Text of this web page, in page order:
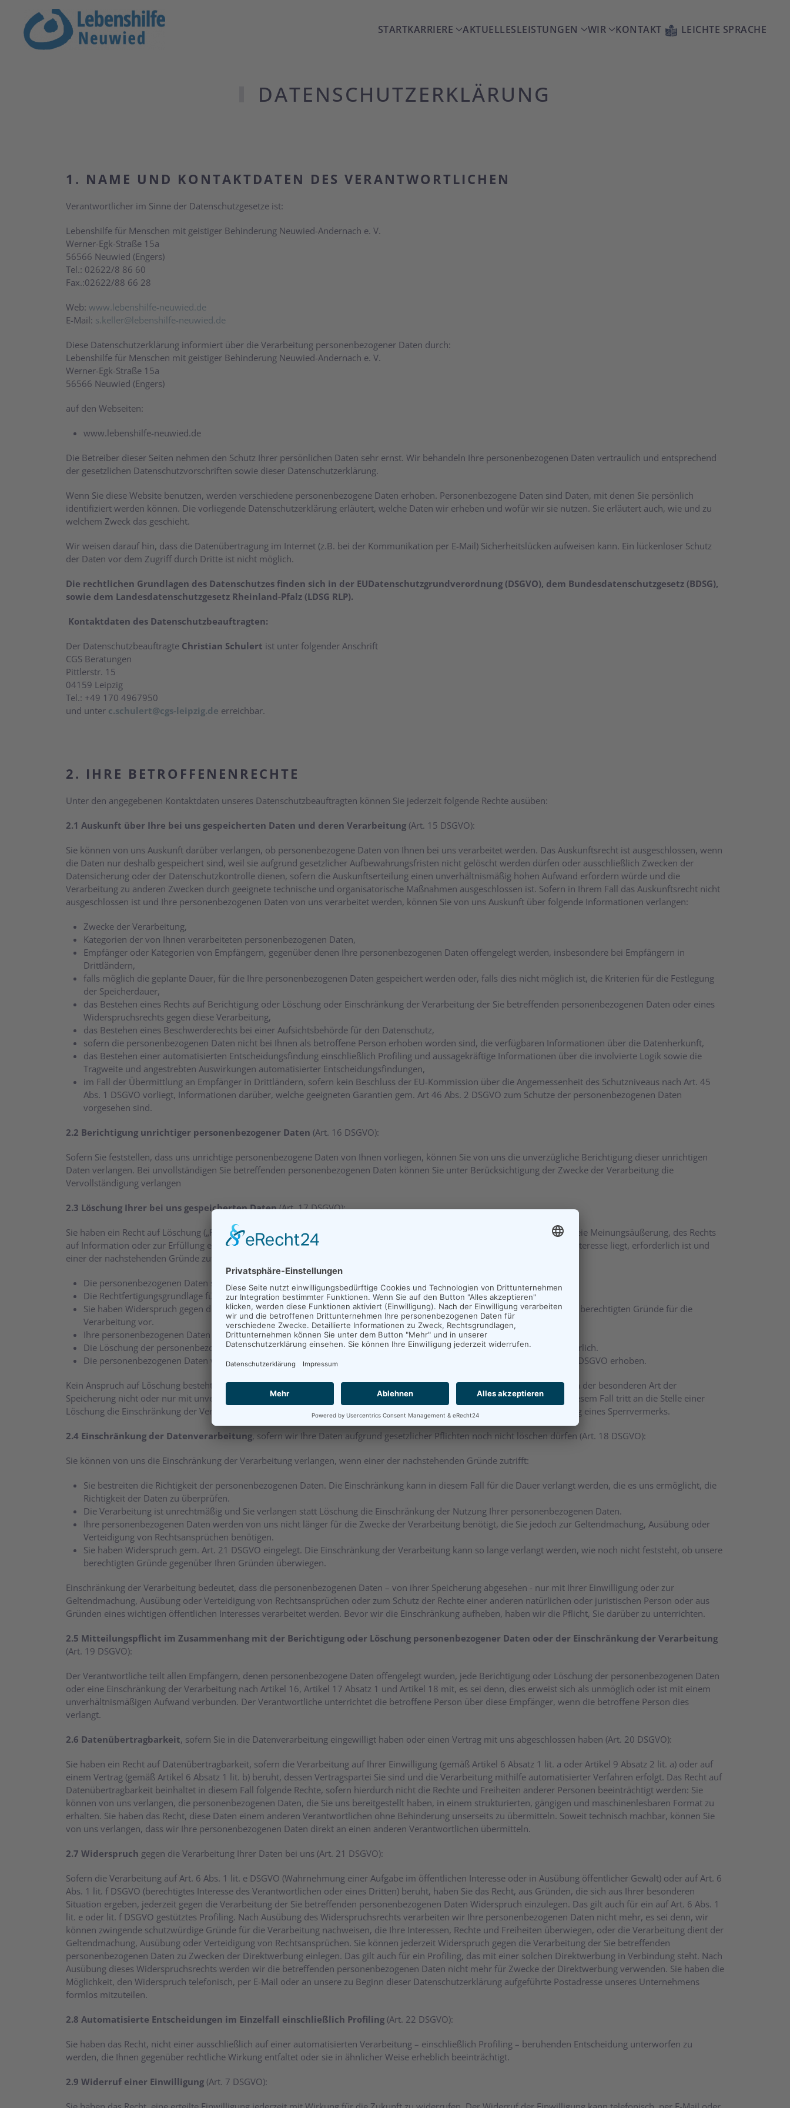
Zum Hauptinhalt springen STARTKARRIERE AKTUELLESLEISTUNGEN WIR KONTAKT LEICHTE SPRACHE
DATENSCHUTZERKLÄRUNG
1. NAME UND KONTAKTDATEN DES VERANTWORTLICHEN
Verantwortlicher im Sinne der Datenschutzgesetze ist:
Lebenshilfe für Menschen mit geistiger Behinderung Neuwied-Andernach e. V.
Werner-Egk-Straße 15a
56566 Neuwied (Engers)
Tel.: 02622/8 86 60
Fax.:02622/88 66 28
Web: www.lebenshilfe-neuwied.de
E-Mail: s.keller@lebenshilfe-neuwied.de
Diese Datenschutzerklärung informiert über die Verarbeitung personenbezogener Daten durch:
Lebenshilfe für Menschen mit geistiger Behinderung Neuwied-Andernach e. V.
Werner-Egk-Straße 15a
56566 Neuwied (Engers)
auf den Webseiten:
www.lebenshilfe-neuwied.de
Die Betreiber dieser Seiten nehmen den Schutz Ihrer persönlichen Daten sehr ernst. Wir behandeln Ihre personenbezogenen Daten vertraulich und entsprechend
der gesetzlichen Datenschutzvorschriften sowie dieser Datenschutzerklärung.
Wenn Sie diese Website benutzen, werden verschiedene personenbezogene Daten erhoben. Personenbezogene Daten sind Daten, mit denen Sie persönlich
identifiziert werden können. Die vorliegende Datenschutzerklärung erläutert, welche Daten wir erheben und wofür wir sie nutzen. Sie erläutert auch, wie und zu
welchem Zweck das geschieht.
Wir weisen darauf hin, dass die Datenübertragung im Internet (z.B. bei der Kommunikation per E-Mail) Sicherheitslücken aufweisen kann. Ein lückenloser Schutz
der Daten vor dem Zugriff durch Dritte ist nicht möglich.
Die rechtlichen Grundlagen des Datenschutzes finden sich in der EUDatenschutzgrundverordnung (DSGVO), dem Bundesdatenschutzgesetz (BDSG),
sowie dem Landesdatenschutzgesetz Rheinland-Pfalz (LDSG RLP).
Kontaktdaten des Datenschutzbeauftragten:
Der Datenschutzbeauftragte Christian Schulert ist unter folgender Anschrift
CGS Beratungen
Pittlerstr. 15
04159 Leipzig
Tel.: +49 170 4967950
und unter c.schulert@cgs-leipzig.de erreichbar.
2. IHRE BETROFFENENRECHTE
Unter den angegebenen Kontaktdaten unseres Datenschutzbeauftragten können Sie jederzeit folgende Rechte ausüben:
2.1 Auskunft über Ihre bei uns gespeicherten Daten und deren Verarbeitung (Art. 15 DSGVO):
Sie können von uns Auskunft darüber verlangen, ob personenbezogene Daten von Ihnen bei uns verarbeitet werden. Das Auskunftsrecht ist ausgeschlossen, wenn
die Daten nur deshalb gespeichert sind, weil sie aufgrund gesetzlicher Aufbewahrungsfristen nicht gelöscht werden dürfen oder ausschließlich Zwecken der
Datensicherung oder der Datenschutzkontrolle dienen, sofern die Auskunftserteilung einen unverhältnismäßig hohen Aufwand erfordern würde und die
Verarbeitung zu anderen Zwecken durch geeignete technische und organisatorische Maßnahmen ausgeschlossen ist. Sofern in Ihrem Fall das Auskunftsrecht nicht
ausgeschlossen ist und Ihre personenbezogenen Daten von uns verarbeitet werden, können Sie von uns Auskunft über folgende Informationen verlangen:
Zwecke der Verarbeitung,
Kategorien der von Ihnen verarbeiteten personenbezogenen Daten,
Empfänger oder Kategorien von Empfängern, gegenüber denen Ihre personenbezogenen Daten offengelegt werden, insbesondere bei Empfängern in
Drittländern,
falls möglich die geplante Dauer, für die Ihre personenbezogenen Daten gespeichert werden oder, falls dies nicht möglich ist, die Kriterien für die Festlegung
der Speicherdauer,
das Bestehen eines Rechts auf Berichtigung oder Löschung oder Einschränkung der Verarbeitung der Sie betreffenden personenbezogenen Daten oder eines
Widerspruchsrechts gegen diese Verarbeitung,
das Bestehen eines Beschwerderechts bei einer Aufsichtsbehörde für den Datenschutz,
sofern die personenbezogenen Daten nicht bei Ihnen als betroffene Person erhoben worden sind, die verfügbaren Informationen über die Datenherkunft,
das Bestehen einer automatisierten Entscheidungsfindung einschließlich Profiling und aussagekräftige Informationen über die involvierte Logik sowie die
Tragweite und angestrebten Auswirkungen automatisierter Entscheidungsfindungen,
im Fall der Übermittlung an Empfänger in Drittländern, sofern kein Beschluss der EU-Kommission über die Angemessenheit des Schutzniveaus nach Art. 45
Abs. 1 DSGVO vorliegt, Informationen darüber, welche geeigneten Garantien gem. Art 46 Abs. 2 DSGVO zum Schutze der personenbezogenen Daten
vorgesehen sind.
2.2 Berichtigung unrichtiger personenbezogener Daten (Art. 16 DSGVO):
Sofern Sie feststellen, dass uns unrichtige personenbezogene Daten von Ihnen vorliegen, können Sie von uns die unverzügliche Berichtigung dieser unrichtigen
Daten verlangen. Bei unvollständigen Sie betreffenden personenbezogenen Daten können Sie unter Berücksichtigung der Zwecke der Verarbeitung die
Vervollständigung verlangen
2.3 Löschung Ihrer bei uns gespeicherten Daten(Art. 17 DSGVO):
Sie haben ein Recht auf Löschung („Recht auf Vergessenwerden“), sofern die Verarbeitung nicht zur Ausübung des Rechts auf freie Meinungsäußerung, des Rechts
auf Information oder zur Erfüllung einer rechtlichen Verpflichtung oder zur Wahrnehmung einer Aufgabe, die im öffentlichen Interesse liegt, erforderlich ist und
einer der nachstehenden Gründe zutrifft:
Die personenbezogenen Daten sind für die Zwecke, für die sie verarbeitet wurden, nicht mehr notwendig.
Die Rechtfertigungsgrundlage für die Verarbeitung war ausschließlich Ihre Einwilligung, welche Sie widerrufen haben.
Sie haben Widerspruch gegen die Verarbeitung Ihrer personenbezogenen Daten eingelegt, und es liegen keine vorrangigen berechtigten Gründe für die
Verarbeitung vor.
Ihre personenbezogenen Daten wurden unrechtmäßig verarbeitet.
Die Löschung der personenbezogenen Daten ist zur Erfüllung einer gesetzlichen Verpflichtung, der wir unterliegen, erforderlich.
Die personenbezogenen Daten wurden in Bezug auf angebotene Dienste der Informationsgesellschaft gemäß Art. 8 Abs. 1 DSGVO erhoben.
Kein Anspruch auf Löschung besteht, wenn die Löschung im Falle rechtmäßiger nicht automatisierter Datenverarbeitung wegen der besonderen Art der
Speicherung nicht oder nur mit unverhältnismäßig hohem Aufwand möglich und Ihr Interesse an der Löschung gering ist. In diesem Fall tritt an die Stelle einer
Löschung die Einschränkung der Verarbeitung. Als Einschränkung der Verarbeitung gelten auch die Sperrung und die Eintragung eines Sperrvermerks.
2.4 Einschränkung der Datenverarbeitung, sofern wir Ihre Daten aufgrund gesetzlicher Pflichten noch nicht löschen dürfen (Art. 18 DSGVO):
Sie können von uns die Einschränkung der Verarbeitung verlangen, wenn einer der nachstehenden Gründe zutrifft:
Sie bestreiten die Richtigkeit der personenbezogenen Daten. Die Einschränkung kann in diesem Fall für die Dauer verlangt werden, die es uns ermöglicht, die
Richtigkeit der Daten zu überprüfen.
Die Verarbeitung ist unrechtmäßig und Sie verlangen statt Löschung die Einschränkung der Nutzung Ihrer personenbezogenen Daten.
Ihre personenbezogenen Daten werden von uns nicht länger für die Zwecke der Verarbeitung benötigt, die Sie jedoch zur Geltendmachung, Ausübung oder
Verteidigung von Rechtsansprüchen benötigen.
Sie haben Widerspruch gem. Art. 21 DSGVO eingelegt. Die Einschränkung der Verarbeitung kann so lange verlangt werden, wie noch nicht feststeht, ob unsere
berechtigten Gründe gegenüber Ihren Gründen überwiegen.
Einschränkung der Verarbeitung bedeutet, dass die personenbezogenen Daten – von ihrer Speicherung abgesehen - nur mit Ihrer Einwilligung oder zur
Geltendmachung, Ausübung oder Verteidigung von Rechtsansprüchen oder zum Schutz der Rechte einer anderen natürlichen oder juristischen Person oder aus
Gründen eines wichtigen öffentlichen Interesses verarbeitet werden. Bevor wir die Einschränkung aufheben, haben wir die Pflicht, Sie darüber zu unterrichten.
2.5 Mitteilungspflicht im Zusammenhang mit der Berichtigung oder Löschung personenbezogener Daten oder der Einschränkung der Verarbeitung
(Art. 19 DSGVO):
Der Verantwortliche teilt allen Empfängern, denen personenbezogene Daten offengelegt wurden, jede Berichtigung oder Löschung der personenbezogenen Daten
oder eine Einschränkung der Verarbeitung nach Artikel 16, Artikel 17 Absatz 1 und Artikel 18 mit, es sei denn, dies erweist sich als unmöglich oder ist mit einem
unverhältnismäßigen Aufwand verbunden. Der Verantwortliche unterrichtet die betroffene Person über diese Empfänger, wenn die betroffene Person dies
verlangt.
2.6 Datenübertragbarkeit, sofern Sie in die Datenverarbeitung eingewilligt haben oder einen Vertrag mit uns abgeschlossen haben (Art. 20 DSGVO):
Sie haben ein Recht auf Datenübertragbarkeit, sofern die Verarbeitung auf Ihrer Einwilligung (gemäß Artikel 6 Absatz 1 lit. a oder Artikel 9 Absatz 2 lit. a) oder auf
einem Vertrag (gemäß Artikel 6 Absatz 1 lit. b) beruht, dessen Vertragspartei Sie sind und die Verarbeitung mithilfe automatisierter Verfahren erfolgt. Das Recht auf
Datenübertragbarkeit beinhaltet in diesem Fall folgende Rechte, sofern hierdurch nicht die Rechte und Freiheiten anderer Personen beeinträchtigt werden: Sie
können von uns verlangen, die personenbezogenen Daten, die Sie uns bereitgestellt haben, in einem strukturierten, gängigen und maschinenlesbaren Format zu
erhalten. Sie haben das Recht, diese Daten einem anderen Verantwortlichen ohne Behinderung unserseits zu übermitteln. Soweit technisch machbar, können Sie
von uns verlangen, dass wir Ihre personenbezogenen Daten direkt an einen anderen Verantwortlichen übermitteln.
2.7 Widerspruch gegen die Verarbeitung Ihrer Daten bei uns (Art. 21 DSGVO):
Sofern die Verarbeitung auf Art. 6 Abs. 1 lit. e DSGVO (Wahrnehmung einer Aufgabe im öffentlichen Interesse oder in Ausübung öffentlicher Gewalt) oder auf Art. 6
Abs. 1 lit. f DSGVO (berechtigtes Interesse des Verantwortlichen oder eines Dritten) beruht, haben Sie das Recht, aus Gründen, die sich aus Ihrer besonderen
Situation ergeben, jederzeit gegen die Verarbeitung der Sie betreffenden personenbezogenen Daten Widerspruch einzulegen. Das gilt auch für ein auf Art. 6 Abs. 1
lit. e oder lit. f DSGVO gestütztes Profiling. Nach Ausübung des Widerspruchsrechts verarbeiten wir Ihre personenbezogenen Daten nicht mehr, es sei denn, wir
können zwingende schutzwürdige Gründe für die Verarbeitung nachweisen, die Ihre Interessen, Rechte und Freiheiten überwiegen, oder die Verarbeitung dient der
Geltendmachung, Ausübung oder Verteidigung von Rechtsansprüchen. Sie können jederzeit Widerspruch gegen die Verarbeitung der Sie betreffenden
personenbezogenen Daten zu Zwecken der Direktwerbung einlegen. Das gilt auch für ein Profiling, das mit einer solchen Direktwerbung in Verbindung steht. Nach
Ausübung dieses Widerspruchsrechts werden wir die betreffenden personenbezogenen Daten nicht mehr für Zwecke der Direktwerbung verwenden. Sie haben die
Möglichkeit, den Widerspruch telefonisch, per E-Mail oder an unsere zu Beginn dieser Datenschutzerklärung aufgeführte Postadresse unseres Unternehmens
formlos mitzuteilen.
2.8 Automatisierte Entscheidungen im Einzelfall einschließlich Profiling (Art. 22 DSGVO):
Sie haben das Recht, nicht einer ausschließlich auf einer automatisierten Verarbeitung – einschließlich Profiling – beruhenden Entscheidung unterworfen zu
werden, die Ihnen gegenüber rechtliche Wirkung entfaltet oder sie in ähnlicher Weise erheblich beeinträchtigt.
2.9 Widerruf einer Einwilligung (Art. 7 DSGVO):